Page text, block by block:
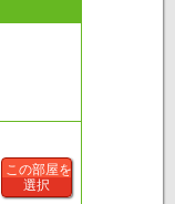
この部屋を
選択